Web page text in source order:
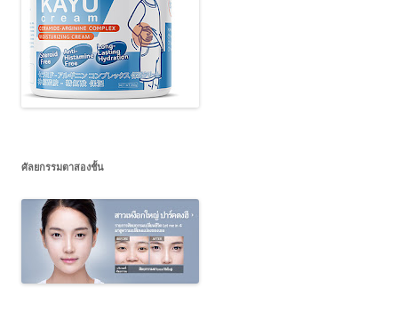
ศัลยกรรมตาสองชั้น